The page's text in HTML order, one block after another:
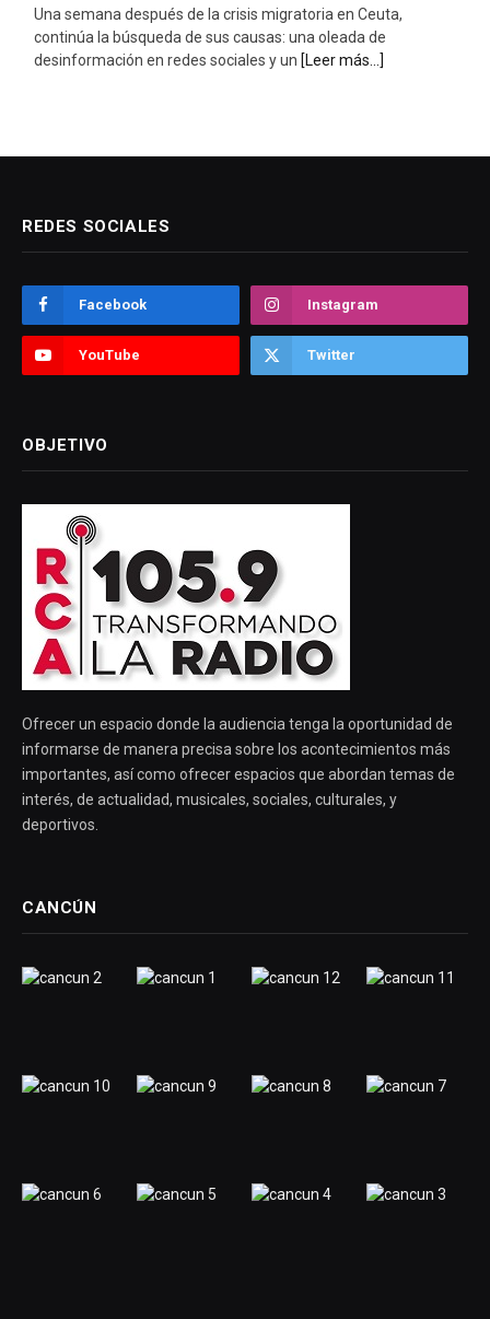
Una semana después de la crisis migratoria en Ceuta,
continúa la búsqueda de sus causas: una oleada de
desinformación en redes sociales y un [Leer más...]
REDES SOCIALES
Facebook Instagram
YouTube Twitter
OBJETIVO
Ofrecer un espacio donde la audiencia tenga la oportunidad de
informarse de manera precisa sobre los acontecimientos más
importantes, así como ofrecer espacios que abordan temas de
interés, de actualidad, musicales, sociales, culturales, y
deportivos.
CANCÚN